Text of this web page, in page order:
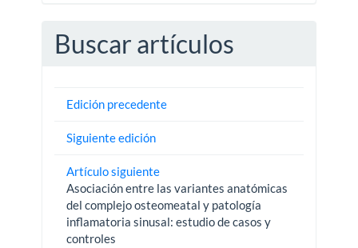
Buscar artículos
Edición precedente
Siguiente edición
Artículo siguiente
Asociación entre las variantes anatómicas
del complejo osteomeatal y patología
inflamatoria sinusal: estudio de casos y
controles